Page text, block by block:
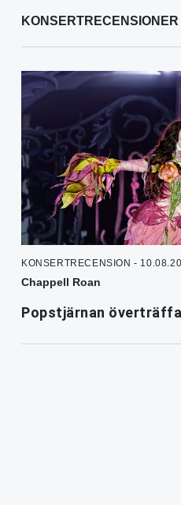
KONSERTRECENSIONER
KONSERTRECENSION -
Chappell Roan
Popstjärnan